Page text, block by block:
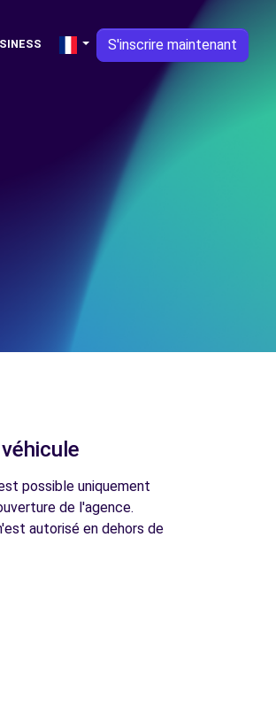
S'inscrire maintenant
possible uniquement
de l'agence.
autorisé en dehors de